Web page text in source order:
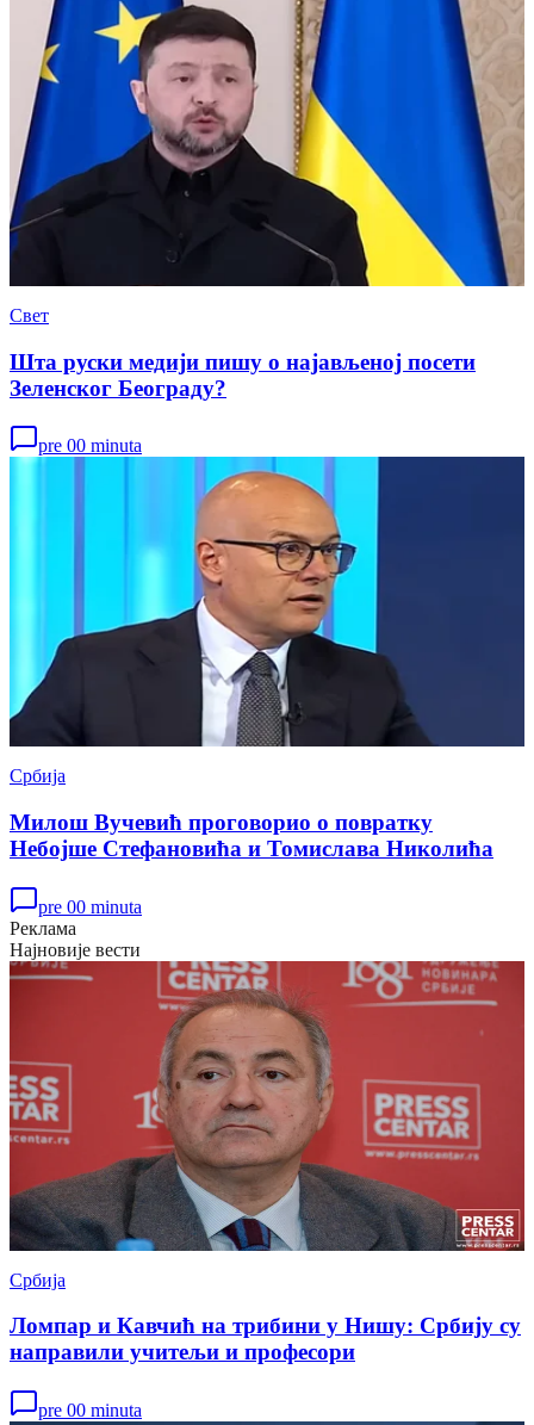
Свет
Шта руски медији пишу о најављеној посети
Зеленског Београду?
pre 00 minuta
Србија
Милош Вучевић проговорио о повратку
Небојше Стефановића и Томислава Николића
pre 00 minuta
Реклама
Најновије вести
Србија
Ломпар и Кавчић на трибини у Нишу: Србију су
направили учитељи и професори
pre 00 minuta